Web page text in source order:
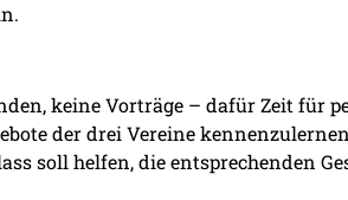
keine Vorträge – dafür Zeit für
der drei Vereine
soll helfen, die entsprechenden